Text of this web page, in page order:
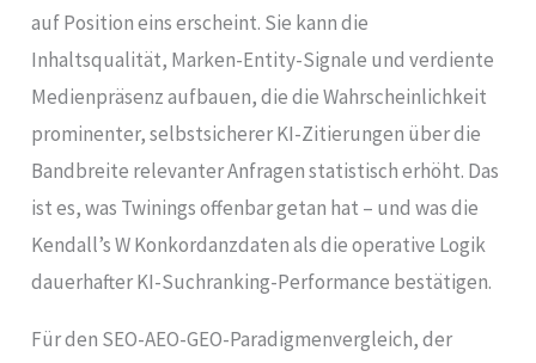
auf Position eins erscheint. Sie kann die
Inhaltsqualität, Marken-Entity-Signale und verdiente
Medienpräsenz aufbauen, die die Wahrscheinlichkeit
prominenter, selbstsicherer KI-Zitierungen über die
Bandbreite relevanter Anfragen statistisch erhöht. Das
ist es, was Twinings offenbar getan hat – und was die
Kendall’s W Konkordanzdaten als die operative Logik
dauerhafter KI-Suchranking-Performance bestätigen.
Für den SEO-AEO-GEO-Paradigmenvergleich, der